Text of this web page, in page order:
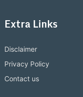
Extra Links
Disclaimer
Privacy Policy
Contact us